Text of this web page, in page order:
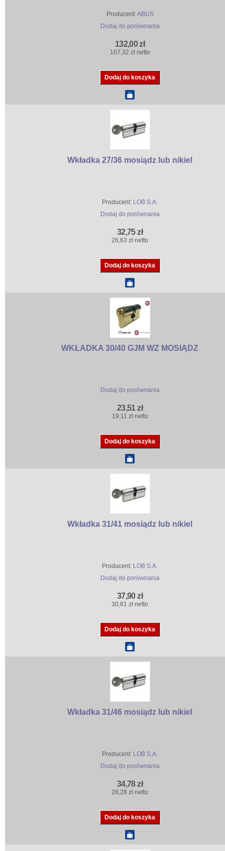
Producent:ABUS
Dodaj do porównania
132,00 zł
107,32 zł netto
Wkładka 27/36 mosiądz lub nikiel
Producent: LOB S.A.
Dodaj do porównania
32,75 zł
26,63 zł netto
WKŁADKA 30/40 GJM WZ MOSIĄDZ
Dodaj do porównania
23,51 zł
19,11 zł netto
Wkładka 31/41 mosiądz lub nikiel
Producent: LOB S.A.
Dodaj do porównania
37,90 zł
30,81 zł netto
Wkładka 31/46 mosiądz lub nikiel
Producent: LOB S.A.
Dodaj do porównania
34,78 zł
28,28 zł netto